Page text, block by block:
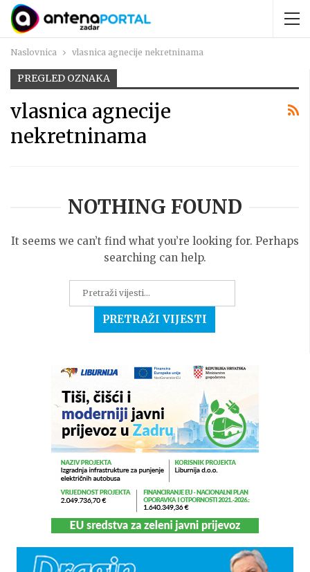
Naslovnica vlasnica agnecije nekretninama
PREGLED OZNAKA
vlasnica agnecije
nekretninama
NOTHING FOUND
It seems we can’t find what you’re looking for. Perhaps
searching can help.